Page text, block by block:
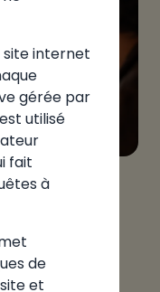
site internet
gérée par
utilisé
fait
à
de
et